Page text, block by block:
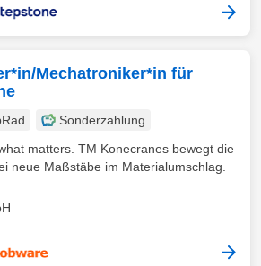
Mechatroniker*in für
Sonderzahlung
matters. TM Konecranes bewegt die
neue Maßstäbe im Materialumschlag.